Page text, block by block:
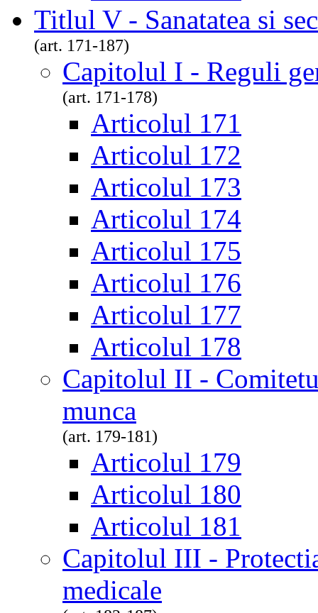
Titlul V - Sanatatea si
(art. 171-187)
Capitolul I - Reguli
(art. 171-178)
Articolul 171
Articolul 172
Articolul 173
Articolul 174
Articolul 175
Articolul 176
Articolul 177
Articolul 178
Capitolul II -
munca
(art. 179-181)
Articolul 179
Articolul 180
Articolul 181
Capitolul III -
medicale